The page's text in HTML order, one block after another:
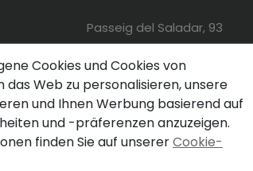
Passeig del Saladar, 93
03700
Dénia
+34 966432824
+34 682245788
info@inmodemar.es
Cookies und Cookies von
Web zu personalisieren, unsere
und Ihnen Werbung basierend auf
und -präferenzen anzuzeigen.
finden Sie auf unsererCookie-